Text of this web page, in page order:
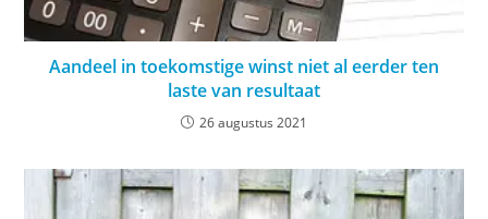
Aandeel in toekomstige winst niet al eerder ten
laste van resultaat
26 augustus 2021